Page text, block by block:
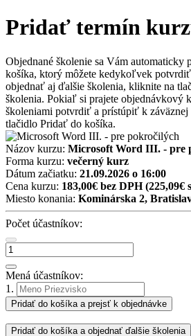
Pridať termín
Objednané školenie sa Vám automaticky
košíka, ktorý môžete kedykoľvek
objednať aj ďalšie školenia, kliknite na
školenia. Pokiaľ si prajete objednávkový
školeniami potvrdiť a prístúpiť k záväznej
tlačidlo Pridať do košíka.
Názov kurzu: Microsoft Word III. - pre
Forma kurzu: večerný kurz
Dátum začiatku: 21.09.2026 o 16:00
Cena kurzu: 183,00€ bez DPH(225,09€
Miesto konania: Kominárska 2,
Počet účastníkov:
Mená účastníkov:
1.
Pridať do košíka a prejsť k objednávke
Pridať do košíka a objednať ďalšie školenia